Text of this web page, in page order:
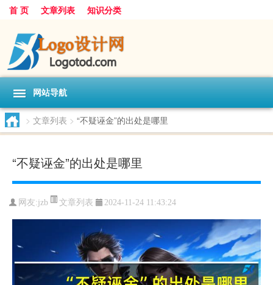
首 页 文章列表 知识分类
网站导航
> 文章列表 > “不疑诬金”的出处是哪里
“不疑诬金”的出处是哪里
网友:jzb 文章列表 2024-11-24 11:43:24